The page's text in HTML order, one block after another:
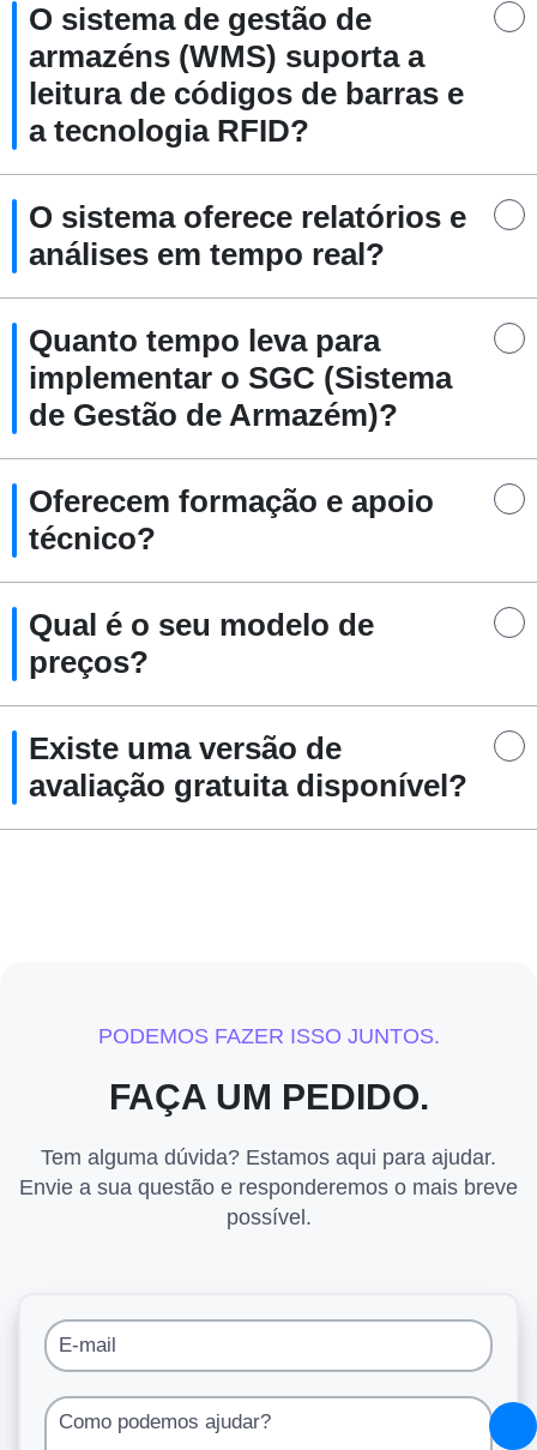
O sistema de gestão de
armazéns (WMS) suporta a
leitura de códigos de barras e
a tecnologia RFID?
O sistema oferece relatórios e
análises em tempo real?
Quanto tempo leva para
implementar o SGC (Sistema
de Gestão de Armazém)?
Oferecem formação e apoio
técnico?
Qual é o seu modelo de
preços?
Existe uma versão de
avaliação gratuita disponível?
PODEMOS FAZER ISSO JUNTOS.
FAÇA UM PEDIDO.
Tem alguma dúvida? Estamos aqui para ajudar.
Envie a sua questão e responderemos o mais breve
possível.
E-mail
Como podemos ajudar?